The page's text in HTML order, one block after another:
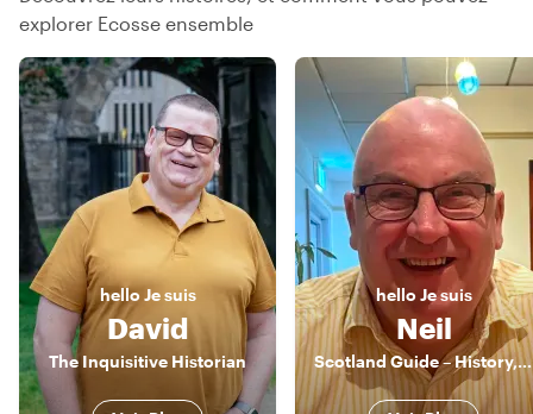
explorer Ecosse ensemble
hello Je suis
David
The Inquisitive Historian
hello Je suis
Neil
Scotland Guide – History, Whisky & Local Secrets